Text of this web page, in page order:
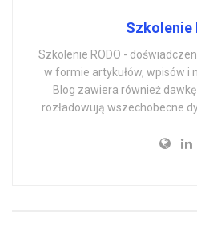
Szkolenie
Szkolenie RODO -
w formie artykułów, wpisów i
Blog zawiera również
rozładowują wszechobecne